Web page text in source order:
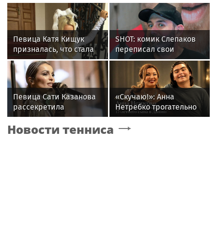
Певица Катя Кищук
призналась, что стала
бояться людей и
открытости
SHOT: комик Слепаков
переписал свои
квартиры в РФ на
родителей после
переезда
Певица Сати Казанова
рассекретила
«безгрешное, чистое,
любящее» имя своей
«Скучаю!»: Анна
Нетребко трогательно
отреагировала на
отъезд 17-летнего сына
Новости тенниса